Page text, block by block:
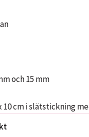
och 15 mm
cm i slätstickning